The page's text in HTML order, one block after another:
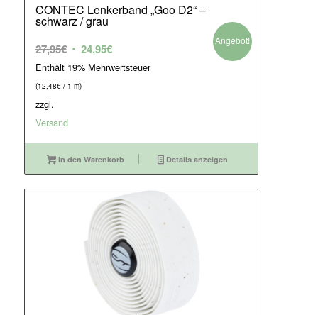
CONTEC Lenkerband „Goo D2“ –
schwarz / grau
27,95€ Ursprünglicher
Preis
war:
24,95€Aktueller
Preis
Enthält 19% Mehrwertsteuer
(12,48€/ 1 m)
zzgl.
Versand
Angebot!
In den Warenkorb Details anzeigen